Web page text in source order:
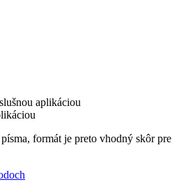
aplikáciou
formát je preto vhodný skôr pre